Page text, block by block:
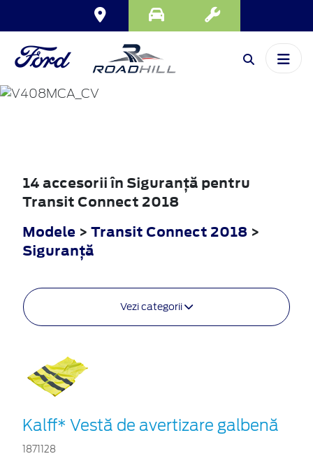
TRANSIT
CONNECT
14 accesorii în Siguranţă pentru
Transit Connect 2018
Modele > Transit Connect 2018 >
Siguranţă
Vezi categorii
Kalff* Vestă de avertizare galbenă
1871128